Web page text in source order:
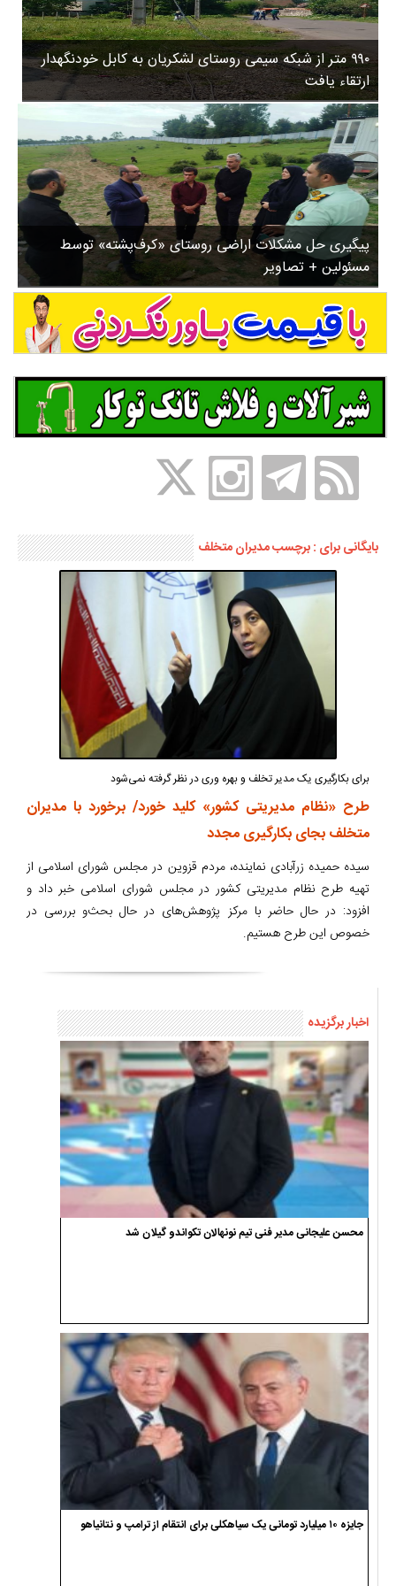
روستاها
ورزشی
سیاسی
چندرسانه ای
مسیر گردشگری دیلمان
درباره ما
۹۹۰ متر از شبکه سیمی روستای لشکریان به کابل خودنگهدار
ارتقاء یافت
پیگیری حل مشکلات اراضی روستای «کرف‌پشته» توسط
مسئولین + تصاویر
۳
۵
۸
ب
ا
ز
ن
ش
س
ت
ش
د
.
بایگانی برای : برچسب مدیران متخلف
برای بکارگیری یک مدیر تخلف و بهره وری در نظر گرفته نمی‌شود
طرح «نظام مدیریتی کشور» کلید خورد/ برخورد با مدیران
متخلف بجای بکارگیری مجدد
سیده حمیده زرآبادی نماینده، مردم قزوین در مجلس شورای اسلامی از
تهیه طرح نظام مدیریتی کشور در مجلس شورای اسلامی خبر داد و
افزود: در حال حاضر با مرکز پژوهش‌های در حال بحث‌و بررسی در
خصوص این طرح هستیم.
اخبار برگزیده
محسن علیجانی مدیر فنی تیم نونهالان تکواندو گیلان شد
جایزه ۱۰ میلیارد تومانی یک سیاهکلی برای انتقام از ترامپ و نتانیاهو